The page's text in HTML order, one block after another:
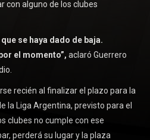
con alguno de los clubes
se haya dado de baja.
el momento”, aclaró Guerrero
recién al finalizar el plazo para la
la Liga Argentina, previsto para el
clubes no cumple con ese
perderá su lugar y la plaza